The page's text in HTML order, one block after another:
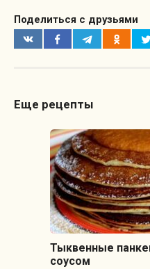
Поделиться с друзьями
Еще рецепты
Тыквенные
соусом